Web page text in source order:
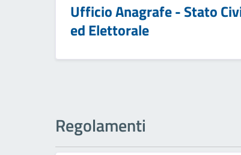
Ufficio Anagrafe - Stato
ed Elettorale
Regolamenti